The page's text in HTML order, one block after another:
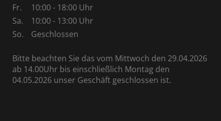
Fr.
10:00 - 18:00 Uhr
Sa.
10:00 - 13:00 Uhr
So.
Geschlossen
Bitte beachten Sie das vom Mittwoch den 29.04.2026
ab 14.00Uhr bis einschließlich Montag den
04.05.2026 unser Geschäft geschlossen ist.